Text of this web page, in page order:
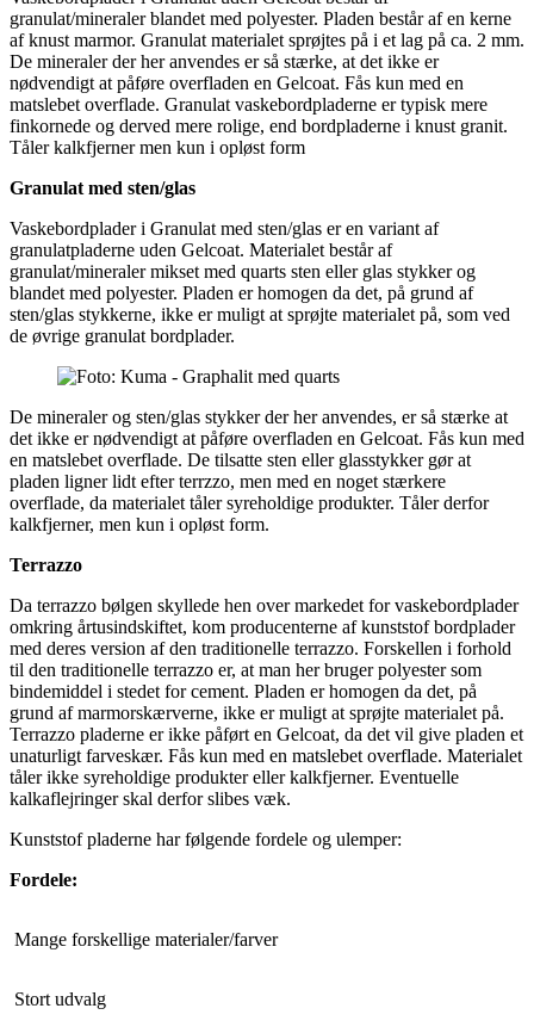
granulat/mineraler blandet med polyester. Pladen består af en kerne
af knust marmor. Granulat materialet sprøjtes på i et lag på ca. 2 mm.
De mineraler der her anvendes er så stærke, at det ikke er
nødvendigt at påføre overfladen en Gelcoat. Fås kun med en
matslebet overflade. Granulat vaskebordpladerne er typisk mere
finkornede og derved mere rolige, end bordpladerne i knust granit.
Tåler kalkfjerner men kun i opløst form
Granulat med sten/glas
Vaskebordplader i Granulat med sten/glas er en variant af
granulatpladerne uden Gelcoat. Materialet består af
granulat/mineraler mikset med quarts sten eller glas stykker og
blandet med polyester. Pladen er homogen da det, på grund af
sten/glas stykkerne, ikke er muligt at sprøjte materialet på, som ved
de øvrige granulat bordplader.
De mineraler og sten/glas stykker der her anvendes, er så stærke at
det ikke er nødvendigt at påføre overfladen en Gelcoat. Fås kun med
en matslebet overflade. De tilsatte sten eller glasstykker gør at
pladen ligner lidt efter terrzzo, men med en noget stærkere
overflade, da materialet tåler syreholdige produkter. Tåler derfor
kalkfjerner, men kun i opløst form.
Terrazzo
Da terrazzo bølgen skyllede hen over markedet for vaskebordplader
omkring årtusindskiftet, kom producenterne af kunststof bordplader
med deres version af den traditionelle terrazzo. Forskellen i forhold
til den traditionelle terrazzo er, at man her bruger polyester som
bindemiddel i stedet for cement. Pladen er homogen da det, på
grund af marmorskærverne, ikke er muligt at sprøjte materialet på.
Terrazzo pladerne er ikke påført en Gelcoat, da det vil give pladen et
unaturligt farveskær. Fås kun med en matslebet overflade. Materialet
tåler ikke syreholdige produkter eller kalkfjerner. Eventuelle
kalkaflejringer skal derfor slibes væk.
Kunststof pladerne har følgende fordele og ulemper:
Fordele:
Mange forskellige materialer/farver
Stort udvalg